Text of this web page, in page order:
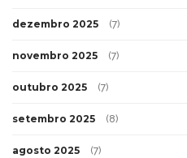
dezembro 2025 (7)
novembro 2025 (7)
outubro 2025 (7)
setembro 2025 (8)
agosto 2025 (7)